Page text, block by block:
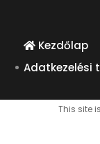
Kezdőlap
Adatkezelési
This site